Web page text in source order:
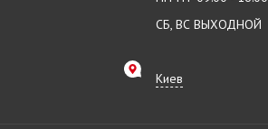
СБ, ВС ВЫХОДНОЙ
Киев